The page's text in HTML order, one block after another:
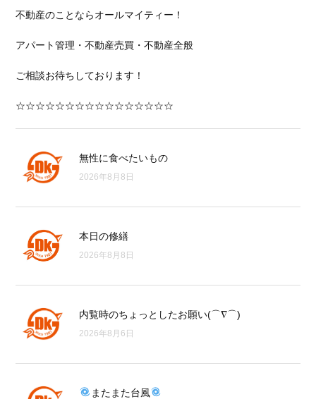
不動産のことならオールマイティー！
アパート管理・不動産売買・不動産全般
ご相談お待ちしております！
☆☆☆☆☆☆☆☆☆☆☆☆☆☆☆☆
無性に食べたいもの
2026年8月8日
本日の修繕
2026年8月8日
内覧時のちょっとしたお願い(⌒∇⌒)
2026年8月6日
またまた台風